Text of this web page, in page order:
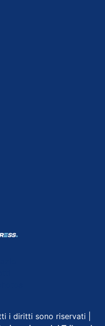
i diritti sono riservati |